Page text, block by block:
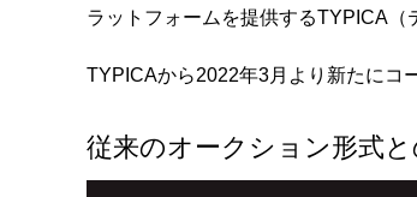
ラットフォームを提供するTYPICA（
TYPICAから2022年3月より新たにコ
従来のオークション形式